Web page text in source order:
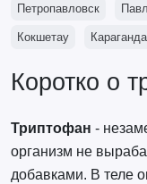
Петропавловск
Кокшетау Караганда
Коротко о
Триптофан -
организм не
добавками. В теле